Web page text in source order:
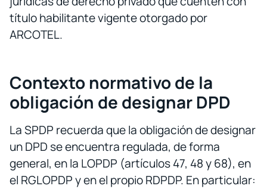
título habilitante vigente otorgado por
ARCOTEL.
Contexto normativo de la
obligación de designar DPD
La SPDP recuerda que la obligación de designar
un DPD se encuentra regulada, de forma
general, en la LOPDP (artículos 47, 48 y 68), en
el RGLOPDP y en el propio RDPDP. En particular: